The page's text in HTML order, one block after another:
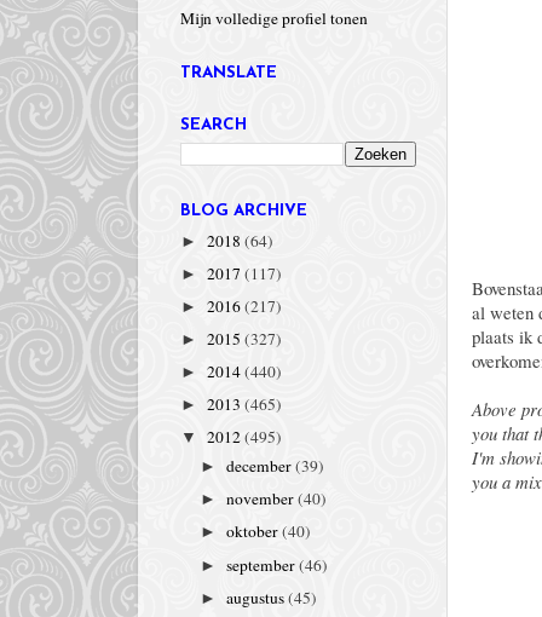
al weten
plaats ik
Above
you that
I'm
you a
Mijn volledige profiel tonen
TRANSLATE
SEARCH
BLOG ARCHIVE
► 2018 (64)
► 2017 (117)
► 2016(217)
► 2015 (327)
► 2014(440)
► 2013 (465)
▼ 2012(495)
►december(39)
►november(40)
►oktober(40)
►september(46)
►augustus(45)